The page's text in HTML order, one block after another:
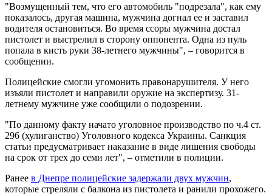
"Возмущенный тем, что его автомобиль "подрезала", как ему
показалось, другая машина, мужчина догнал ее и заставил
водителя остановиться. Во время ссоры мужчина достал
пистолет и выстрелил в сторону оппонента. Одна из пуль
попала в кисть руки 38-летнего мужчины", – говорится в
сообщении.
Полицейские смогли угомонить правонарушителя. У него
изъяли пистолет и направили оружие на экспертизу. 31-
летнему мужчине уже сообщили о подозрении.
"По данному факту начато уголовное производство по ч.4 ст.
296 (хулиганство) Уголовного кодекса Украины. Санкция
статьи предусматривает наказание в виде лишения свободы
на срок от трех до семи лет", – отметили в полиции.
Ранее в Днепре полицейские задержали двух мужчин,
которые стреляли с балкона из пистолета и ранили прохожего.